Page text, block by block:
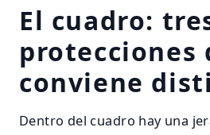
El cuadro:
protecciones
conviene
Dentro del cuadro hay una